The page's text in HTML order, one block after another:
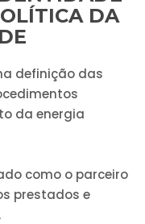
DA
definição das
da energia
como o parceiro
prestados e